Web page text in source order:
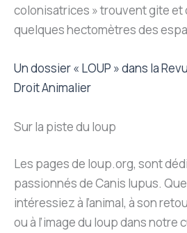
colonisatrices » trouvent gite et
quelques hectomètres des
Un dossier « LOUP » dans la
Droit Animalier
Sur la piste du loup
Les pages de loup.org, sont
passionnés de Canis lupus.
intéressiez à l’animal, à son
ou à l’image du loup dans notre